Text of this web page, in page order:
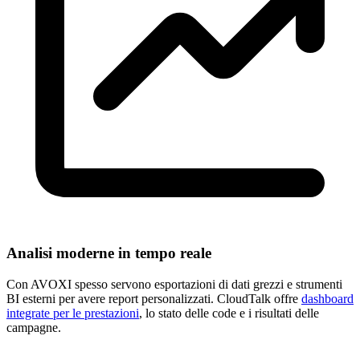
Analisi moderne in tempo reale
Con AVOXI spesso servono esportazioni di dati grezzi e strumenti
BI esterni per avere report personalizzati. CloudTalk offre dashboard
integrate per le prestazioni, lo stato delle code e i risultati delle
campagne.